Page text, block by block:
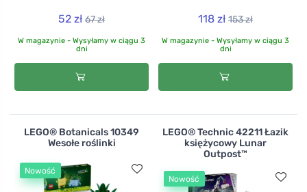
52 zł 67 zł
W magazynie - Wysyłamy w ciągu 3
dni
118 zł 153 zł
W magazynie - Wysyłamy w ciągu 3
dni
LEGO® Botanicals 10349
Wesołe roślinki
Nowość
LEGO® Technic 42211 Łazik
księżycowy Lunar
Outpost™
Nowość